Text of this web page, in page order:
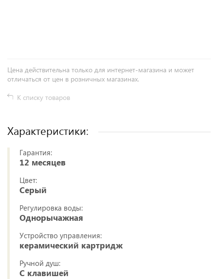
Цена действительна только для интернет-магазина и может
отличаться от цен в розничных магазинах.
К списку товаров
Характеристики:
Гарантия:
12 месяцев
Цвет:
Серый
Регулировка воды:
Однорычажная
Устройство управления:
керамический картридж
Ручной душ:
С клавишей